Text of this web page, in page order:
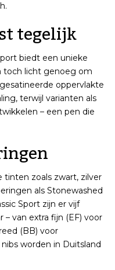
tegelijk
biedt een unieke
toch licht genoeg om
oppervlakte
terwijl varianten als
– een pen die
tinten zoals zwart, zilver
als Stonewashed
Sport zijn er vijf
van extra fijn (EF) voor
(BB) voor
worden in Duitsland